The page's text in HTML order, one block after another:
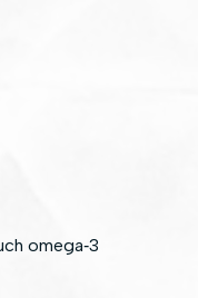
omega‑3